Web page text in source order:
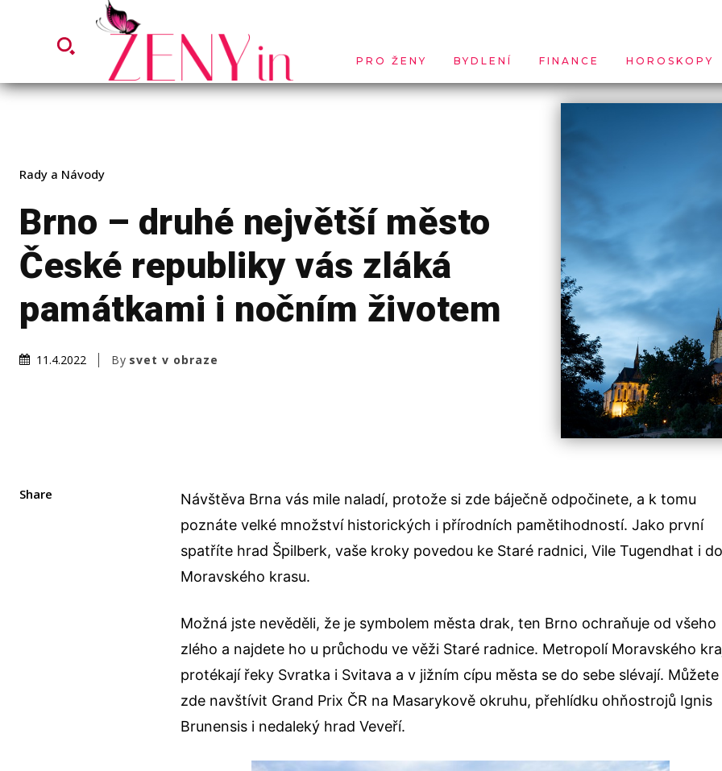
PRO ŽENY BYDLENÍ FINANCE HOROSKOPY
Rady a Návody
Brno – druhé největší město
České republiky vás zláká
památkami i nočním životem
11.4.2022 By svet v obraze
Share
Návštěva Brna vás mile naladí, protože si zde báječně odpočinete, a k tomu
poznáte velké množství historických i přírodních pamětihodností. Jako první
spatříte hrad Špilberk, vaše kroky povedou ke Staré radnici, Vile Tugendhat i
Moravského krasu.
Možná jste nevěděli, že je symbolem města drak, ten Brno ochraňuje od všeho
zlého a najdete ho u průchodu ve věži Staré radnice. Metropolí Moravského
protékají řeky Svratka i Svitava a v jižním cípu města se do sebe slévají. Můžete
zde navštívit Grand Prix ČR na Masarykově okruhu, přehlídku ohňostrojů Ignis
Brunensis i nedaleký hrad Veveří.